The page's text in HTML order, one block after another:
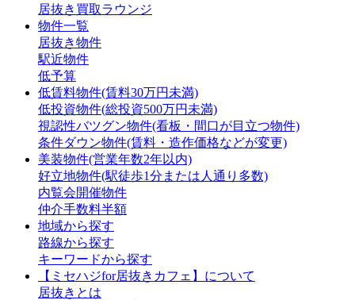
居抜き買取ラウンジ
物件一覧
居抜き物件
駅近物件
低予算
低賃料物件(賃料30万円未満)
低投資物件(総投資500万円未満)
視認性バツグン物件(看板・間口が目立つ物件)
条件ダウン物件(賃料・造作価格などが変更)
美装物件(営業年数2年以内)
好立地物件(駅徒歩1分または人通り多数)
内覧会開催物件
仲介手数料半額
地域から探す
路線から探す
キーワードから探す
【ミセハジfor居抜きカフェ】について
居抜きとは